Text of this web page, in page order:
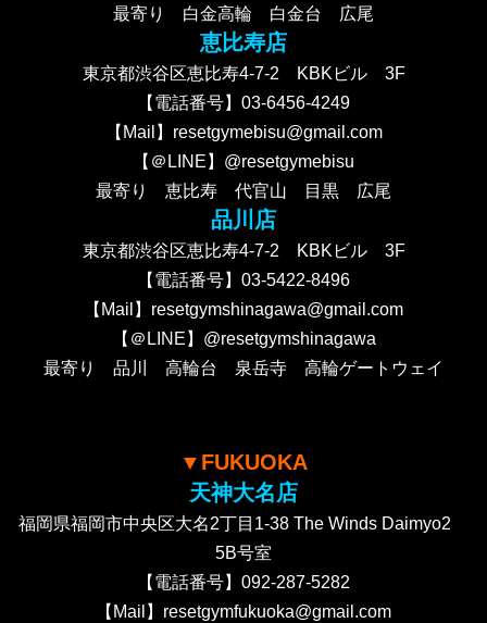
最寄り 白金高輪 白金台 広尾
恵比寿店
東京都渋谷区恵比寿4-7-2 KBKビル 3F
【電話番号】03-6456-4249
【Mail】resetgymebisu@gmail.com
【＠LINE】@resetgymebisu
最寄り 恵比寿 代官山 目黒 広尾
品川店
東京都渋谷区恵比寿4-7-2 KBKビル 3F
【電話番号】03-5422-8496
【Mail】resetgymshinagawa@gmail.com
【＠LINE】@resetgymshinagawa
最寄り 品川 高輪台 泉岳寺 高輪ゲートウェイ
▼FUKUOKA
天神大名店
福岡県福岡市中央区大名2丁目1-38 The Winds Daimyo2
5B号室
【電話番号】092-287-5282
【Mail】resetgymfukuoka@gmail.com